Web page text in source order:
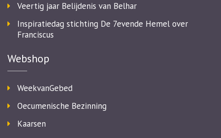
Veertig jaar Belijdenis van Belhar
Inspiratiedag stichting De 7evende Hemel over
Franciscus
Webshop
WeekvanGebed
Oecumenische Bezinning
Kaarsen